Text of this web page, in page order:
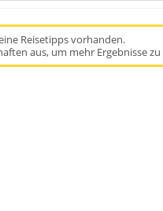
Reisetipps vorhanden.
aus, um mehr Ergebnisse